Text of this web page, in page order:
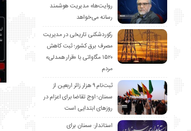
روایت‌ها» مدیریت هوشمند
رسانه می‌خواهد
رکوردشکنی تاریخی در مدیریت
مصرف برق کشور؛ ثبت کاهش
۱۵۲۰ مگاواتی با «قرار همدلی»
مردم
ثبت‌نام ۹ هزار زائر اربعین از
سمنان؛ اوج تقاضا برای اعزام در
روزهای ابتدایی است
استاندار: سمنان برای